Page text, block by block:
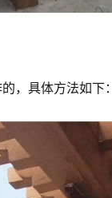
，具体方法如下：